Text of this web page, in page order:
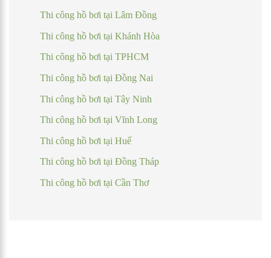
Thi công hồ bơi tại Lâm Đồng
Thi công hồ bơi tại Khánh Hòa
Thi công hồ bơi tại TPHCM
Thi công hồ bơi tại Đồng Nai
Thi công hồ bơi tại Tây Ninh
Thi công hồ bơi tại Vĩnh Long
Thi công hồ bơi tại Huế
Thi công hồ bơi tại Đồng Tháp
Thi công hồ bơi tại Cần Thơ